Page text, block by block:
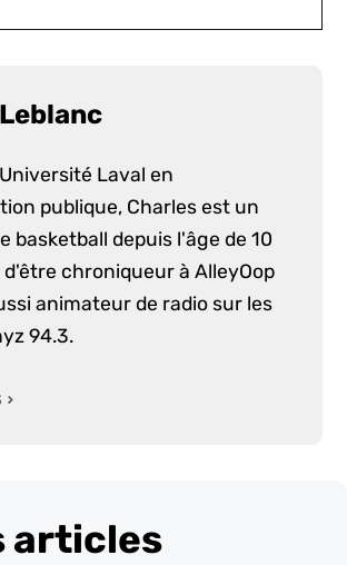
Laval en
publique, Charles est un
basketball depuis l'âge de 10
d'être chroniqueur à AlleyOop
animateur de radio sur les
94.3.
articles